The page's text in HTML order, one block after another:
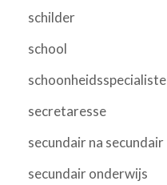
schilder
school
schoonheidsspecialiste
secretaresse
secundair na secundair
secundair onderwijs